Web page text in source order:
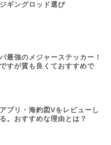
ギングロッド選び
最強のメジャーステッカー！
すが質も良くておすすめで
プリ・海釣図Vをレビューし
。おすすめな理由とは？